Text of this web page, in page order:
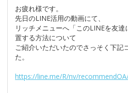
お疲れ様です。
先日のLINE活用の動画にて、
リッチメニューへ「このLINEを友
置する方法について
ご紹介いただいたのでさっそく下記
た。
https://line.me/R/nv/